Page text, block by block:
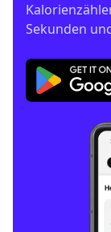
Sekunden